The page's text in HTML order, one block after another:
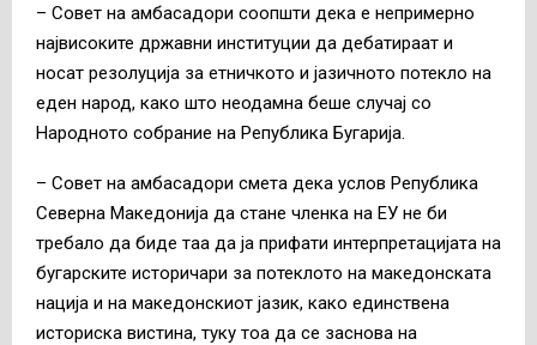
– Совет на амбасадори соопшти дека е непримерно
највисоките државни институции да дебатираат и
носат резолуција за етничкото и јазичното потекло на
еден народ, како што неодамна беше случај со
Народното собрание на Република Бугарија.
– Совет на амбасадори смета дека услов Република
Северна Македонија да стане членка на ЕУ не би
требало да биде таа да ја прифати интерпретацијата на
бугарските историчари за потеклото на македонската
нација и на македонскиот јазик, како единствена
историска вистина, туку тоа да се заснова на